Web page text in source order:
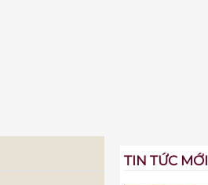
TIN TỨC MỚI